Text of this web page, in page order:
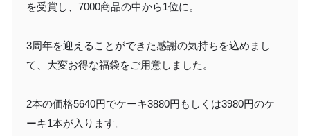
を受賞し、7000商品の中から1位に。
3周年を迎えることができた感謝の気持ちを込めまし
て、大変お得な福袋をご用意しました。
2本の価格5640円でケーキ3880円もしくは3980円のケ
ーキ1本が入ります。